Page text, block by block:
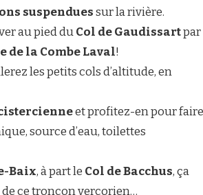
suspenduessur la rivière.
au pied duCol de Gaudissartpar
de la Combe Laval!
les petits cols d’altitude, en
et profitez-en pour faire
source d’eau, toilettes
Baix, à part le Col de Bacchus, ça
ce tronçon vercorien…